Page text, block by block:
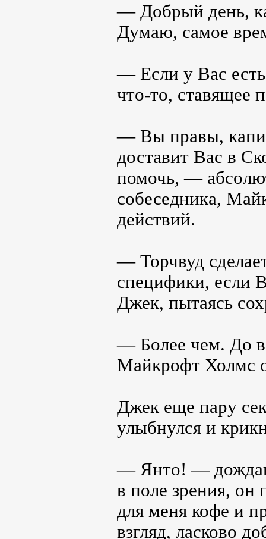
— Добрый день,
Думаю, самое
— Если у Вас есть
что-то, ставящее
— Вы правы,
доставит Вас в
помочь, —
собеседника,
действий.
— Торчвуд
специфики, если
Джек, пытаясь
— Более чем. До
Майкрофт Холмс
Джек еще пару
улыбнулся и
— Янто! —
в поле зрения,
для меня кофе и
взгляд, ласково